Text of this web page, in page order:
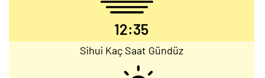
12:35
Sihui Kaç Saat Gündüz